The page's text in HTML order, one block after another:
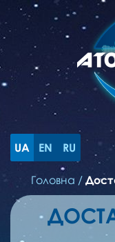
UA EN RU
Головна /